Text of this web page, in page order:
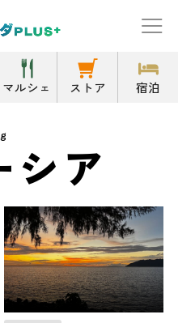
マルシェ ストア 宿泊
シア